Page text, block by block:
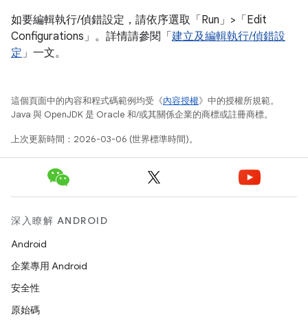
如要編輯執行/偵錯設定，請依序選取「Run」>「Edit
Configurations」 。詳情請參閱「建立及編輯執行/偵錯設
定 」一文。
這個頁面中的內容和程式碼範例均受《內容授權》中的授權所規範。
Java 與 OpenJDK 是 Oracle 和/或其關係企業的商標或註冊商標。
上次更新時間：2026-03-06 (世界標準時間)。
深入瞭解 ANDROID
Android
企業專用 Android
安全性
原始碼